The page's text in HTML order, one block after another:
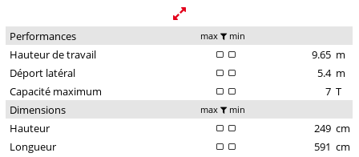
Performances max min
Hauteur de travail 9.65 m
Déport latéral
5.4 m
Capacité maximum
7 T
Dimensions
max min
Hauteur 249 cm
Longueur
591 cm